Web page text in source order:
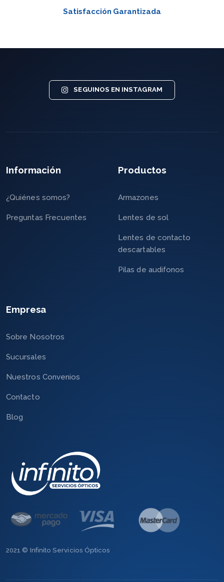
Satisfacción Garantizada
SEGUINOS EN INSTAGRAM
Información
¿Quiénes somos?
Preguntas Frecuentes
Productos
Armazones
Lentes de sol
Lentes de contacto
descartables
Pilas de audifonos
Empresa
Sobre Nosotros
Sucursales
Nuestros Convenios
Contacto
Blog
2021 © Infinito Servicios Ópticos